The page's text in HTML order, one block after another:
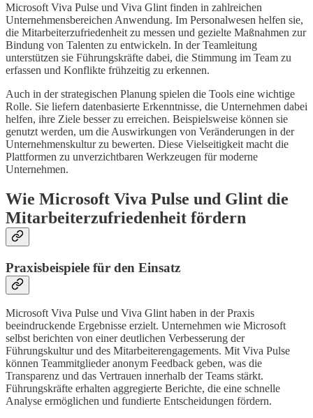
Microsoft Viva Pulse und Viva Glint finden in zahlreichen
Unternehmensbereichen Anwendung. Im Personalwesen helfen sie,
die Mitarbeiterzufriedenheit zu messen und gezielte Maßnahmen zur
Bindung von Talenten zu entwickeln. In der Teamleitung
unterstützen sie Führungskräfte dabei, die Stimmung im Team zu
erfassen und Konflikte frühzeitig zu erkennen.
Auch in der strategischen Planung spielen die Tools eine wichtige
Rolle. Sie liefern datenbasierte Erkenntnisse, die Unternehmen dabei
helfen, ihre Ziele besser zu erreichen. Beispielsweise können sie
genutzt werden, um die Auswirkungen von Veränderungen in der
Unternehmenskultur zu bewerten. Diese Vielseitigkeit macht die
Plattformen zu unverzichtbaren Werkzeugen für moderne
Unternehmen.
Wie Microsoft Viva Pulse und Glint die
Mitarbeiterzufriedenheit fördern
Praxisbeispiele für den Einsatz
Microsoft Viva Pulse und Viva Glint haben in der Praxis
beeindruckende Ergebnisse erzielt. Unternehmen wie Microsoft
selbst berichten von einer deutlichen Verbesserung der
Führungskultur und des Mitarbeiterengagements. Mit Viva Pulse
können Teammitglieder anonym Feedback geben, was die
Transparenz und das Vertrauen innerhalb der Teams stärkt.
Führungskräfte erhalten aggregierte Berichte, die eine schnelle
Analyse ermöglichen und fundierte Entscheidungen fördern.